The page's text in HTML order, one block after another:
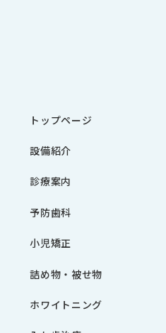
トップページ
設備紹介
診療案内
予防歯科
小児矯正
詰め物・被せ物
ホワイトニング